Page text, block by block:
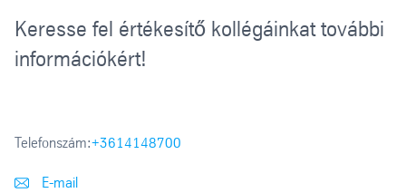
Keresse fel értékesítő kollégáinkat további
információkért!
Telefonszám:+3614148700
E-mail